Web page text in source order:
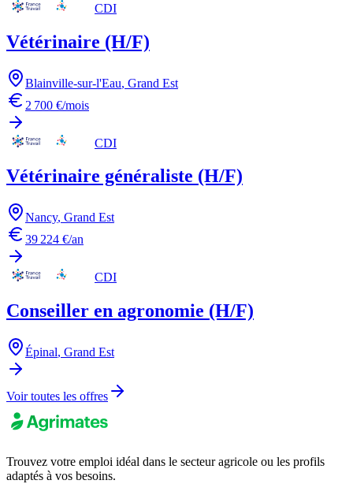
CDI
Vétérinaire (H/F)
Blainville-sur-l'Eau, Grand Est
2 700 €/mois
CDI
Vétérinaire généraliste (H/F)
Nancy, Grand Est
39 224 €/an
CDI
Conseiller en agronomie (H/F)
Épinal, Grand Est
Voir toutes les offres
Trouvez votre emploi idéal dans le secteur agricole ou les profils
adaptés à vos besoins.